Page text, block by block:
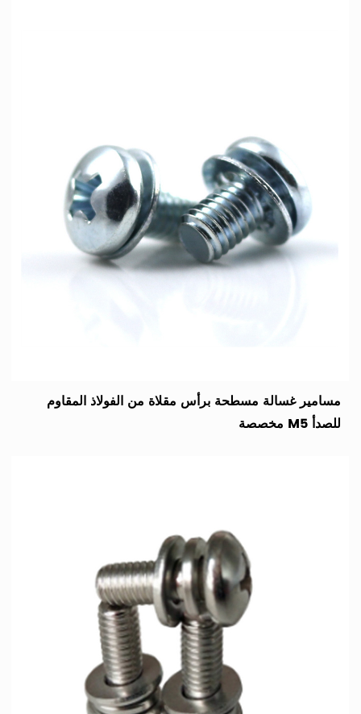
المتقاطع، والبراغي المركبة ذات المقبس السداسي، ومسامير التركيبة
المصنوعة من الفولاذ المقاوم للصدأ، وما إلى ذلك. مثل سطح مسامير
الحديد (الفولاذ الكربوني) التي تحتاج إلى مطلي بالكهرباء؛ وإلا فمن
السهل أن تصدأ. ليست هناك حاجة إلى براغي من الفولاذ المقاوم للصدأ،
ولكن يمكن القيام بالتلميع أو التخميل أو أي معالجة سطحية أخرى، ولكنها
تكون مباشرة بشكل عام.
مسامير غسالة مسطحة برأس مقلاة من الفولاذ المقاوم
للصدأ M5 مخصصة